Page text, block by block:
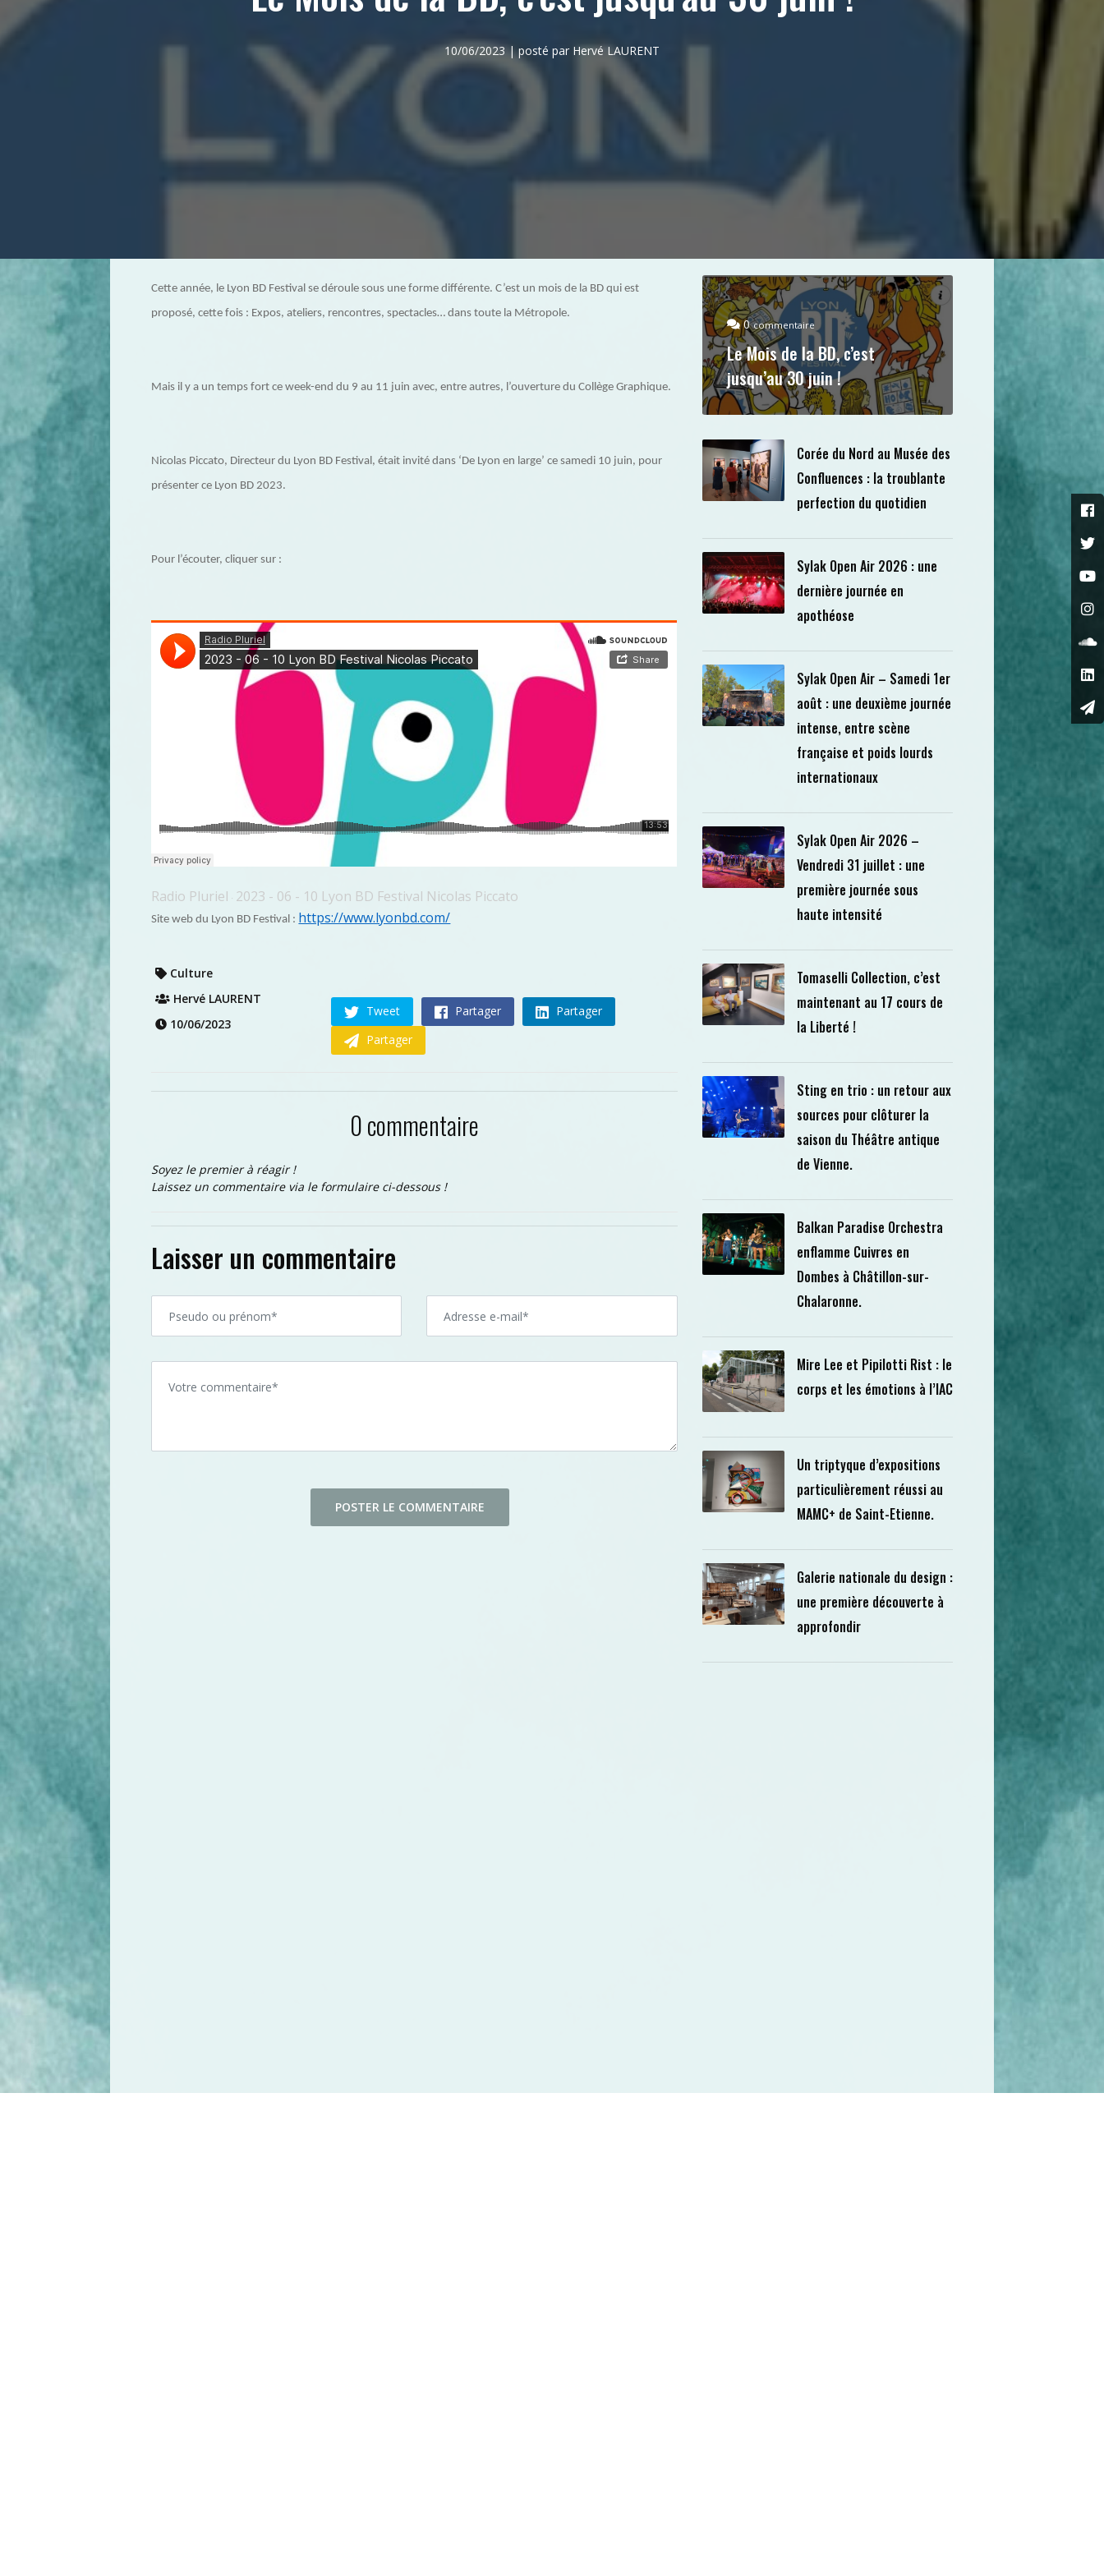
10/06/2023 | posté par Hervé LAURENT
Cette année, le Lyon BD Festival se déroule sous une forme différente. C’est un mois de la BD qui est
proposé, cette fois : Expos, ateliers, rencontres, spectacles… dans toute la Métropole.
Mais il y a un temps fort ce week-end du 9 au 11 juin avec, entre autres, l’ouverture du Collège Graphique.
Nicolas Piccato, Directeur du Lyon BD Festival, était invité dans ‘De Lyon en large’ ce samedi 10 juin, pour
présenter ce Lyon BD 2023.
Pour l’écouter, cliquer sur :
Radio Pluriel · 2023 - 06 - 10 Lyon BD Festival Nicolas Piccato
Site web du Lyon BD Festival : https://www.lyonbd.com/
Culture
Hervé LAURENT
10/06/2023
Tweet Partager
Partager
Partager
0 commentaire
Soyez le premier à réagir !
Laissez un commentaire via le formulaire ci-dessous !
Laisser un commentaire
0commentaire
Le Mois de la BD, c’est
jusqu’au 30 juin !
Corée du Nord au Musée des
Confluences : la troublante
perfection du quotidien
Sylak Open Air 2026 : une
dernière journée en
apothéose
Sylak Open Air – Samedi 1er
août : une deuxième journée
intense, entre scène
française et poids lourds
internationaux
Sylak Open Air 2026 –
Vendredi 31 juillet : une
première journée sous
haute intensité
Tomaselli Collection, c’est
maintenant au 17 cours de
la Liberté !
Sting en trio : un retour aux
sources pour clôturer la
saison du Théâtre antique
de Vienne.
Balkan Paradise Orchestra
enflamme Cuivres en
Dombes à Châtillon-sur-
Chalaronne.
Mire Lee et Pipilotti Rist : le
corps et les émotions à l’IAC
Un triptyque d’expositions
particulièrement réussi au
MAMC+ de Saint-Etienne.
Galerie nationale du design :
une première découverte à
approfondir